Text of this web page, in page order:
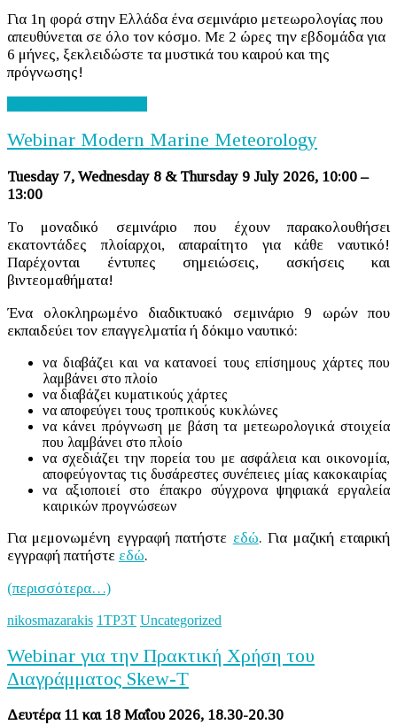
Για 1η φορά στην Ελλάδα ένα σεμινάριο μετεωρολογίας που
απευθύνεται σε όλο τον κόσμο. Με 2 ώρες την εβδομάδα για
6 μήνες, ξεκλειδώστε τα μυστικά του καιρού και της
πρόγνωσης!
Webinar Modern Marine Meteorology
Tuesday 7, Wednesday 8 & Thursday 9 July 2026, 10:00 –
13:00
Το μοναδικό σεμινάριο που έχουν παρακολουθήσει
εκατοντάδες πλοίαρχοι, απαραίτητο για κάθε ναυτικό!
Παρέχονται έντυπες σημειώσεις, ασκήσεις και
βιντεομαθήματα!
Ένα ολοκληρωμένο διαδικτυακό σεμινάριο 9 ωρών που
εκπαιδεύει τον επαγγελματία ή δόκιμο ναυτικό:
να διαβάζει και να κατανοεί τους επίσημους χάρτες που
λαμβάνει στο πλοίο
να διαβάζει κυματικούς χάρτες
να αποφεύγει τους τροπικούς κυκλώνες
να κάνει πρόγνωση με βάση τα μετεωρολογικά στοιχεία
που λαμβάνει στο πλοίο
να σχεδιάζει την πορεία του με ασφάλεια και οικονομία,
αποφεύγοντας τις δυσάρεστες συνέπειες μίας κακοκαιρίας
να αξιοποιεί στο έπακρο σύγχρονα ψηφιακά εργαλεία
καιρικών προγνώσεων
Για μεμονωμένη εγγραφή πατήστε εδώ. Για μαζική εταιρική
εγγραφή πατήστε εδώ.
(περισσότερα…)
nikosmazarakis 1ΤΡ3Τ Uncategorized
Webinar για την Πρακτική Χρήση του
Διαγράμματος Skew-T
Δευτέρα 11 και 18 Μαΐου 2026, 18.30-20.30